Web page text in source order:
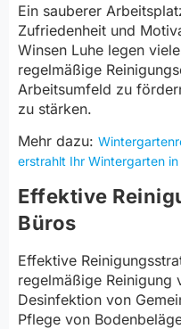
Ein sauberer
Zufriedenheit und
Winsen Luhe legen
regelmäßige
Arbeitsumfeld zu
zu stärken.
Mehr dazu:
erstrahlt Ihr Wintergarten in
Effektive
Büros
Effektive
regelmäßige Reinigung
Desinfektion von
Pflege von